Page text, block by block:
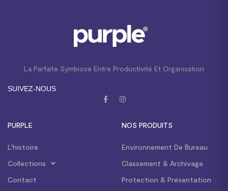
La Parfaite Symbiose Entre Productivité Et Organisation
SUIVEZ-NOUS
PURPLE
L’histoire
Collections
Contact
NOS PRODUITS
Environnement De Bureau
Classement & Archivage
Protection & Présentation